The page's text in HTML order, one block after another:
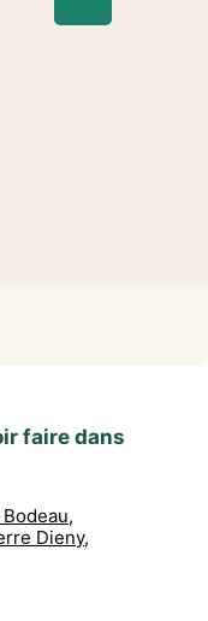
faire dans
,
Dieny,